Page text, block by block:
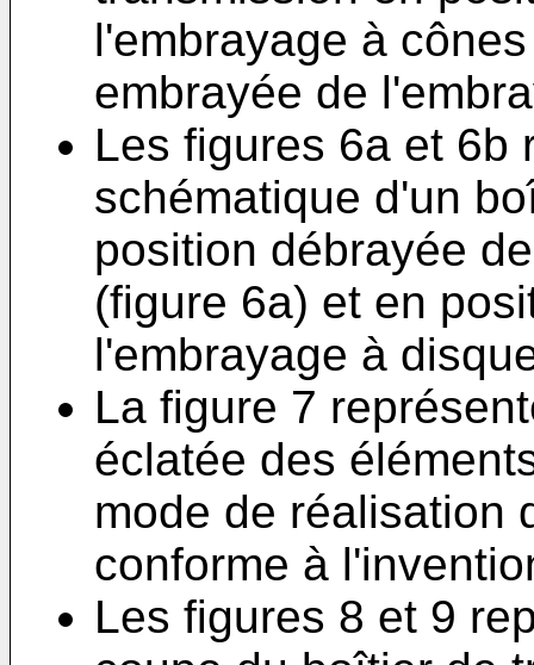
l'embrayage à
embrayée de
Les figures 6a et 6b
schématique d'un
position débrayée
(figure 6a) et en
l'embrayage à
La figure 7
éclatée des
mode de réalisation
conforme à
Les figures 8 et 9